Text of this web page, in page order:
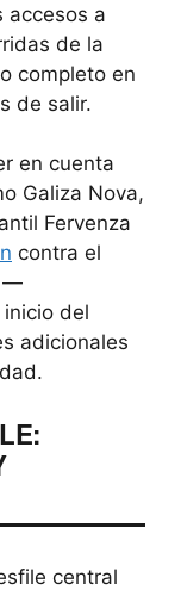
accesos a
de la
completo en
de salir.
en cuenta
Galiza Nova,
Fervenza
contra el
—
del
adicionales
central